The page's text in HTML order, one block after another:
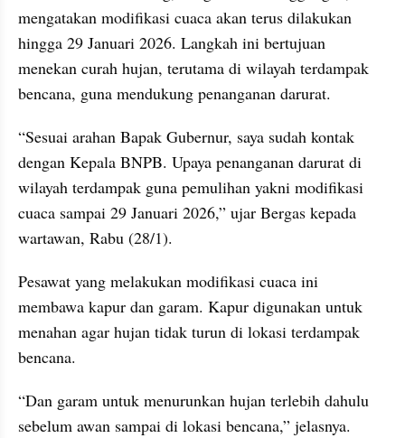
mengatakan modifikasi cuaca akan terus dilakukan
hingga 29 Januari 2026. Langkah ini bertujuan
menekan curah hujan, terutama di wilayah terdampak
bencana, guna mendukung penanganan darurat.
“Sesuai arahan Bapak Gubernur, saya sudah kontak
dengan Kepala BNPB. Upaya penanganan darurat di
wilayah terdampak guna pemulihan yakni modifikasi
cuaca sampai 29 Januari 2026,” ujar Bergas kepada
wartawan, Rabu (28/1).
Pesawat yang melakukan modifikasi cuaca ini
membawa kapur dan garam. Kapur digunakan untuk
menahan agar hujan tidak turun di lokasi terdampak
bencana.
“Dan garam untuk menurunkan hujan terlebih dahulu
sebelum awan sampai di lokasi bencana,” jelasnya.